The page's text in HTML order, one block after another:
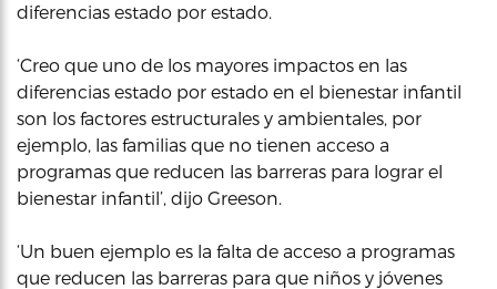
diferencias estado por estado.
‘Creo que uno de los mayores impactos en las
diferencias estado por estado en el bienestar infantil
son los factores estructurales y ambientales, por
ejemplo, las familias que no tienen acceso a
programas que reducen las barreras para lograr el
bienestar infantil’, dijo Greeson.
‘Un buen ejemplo es la falta de acceso a programas
que reducen las barreras para que niños y jóvenes